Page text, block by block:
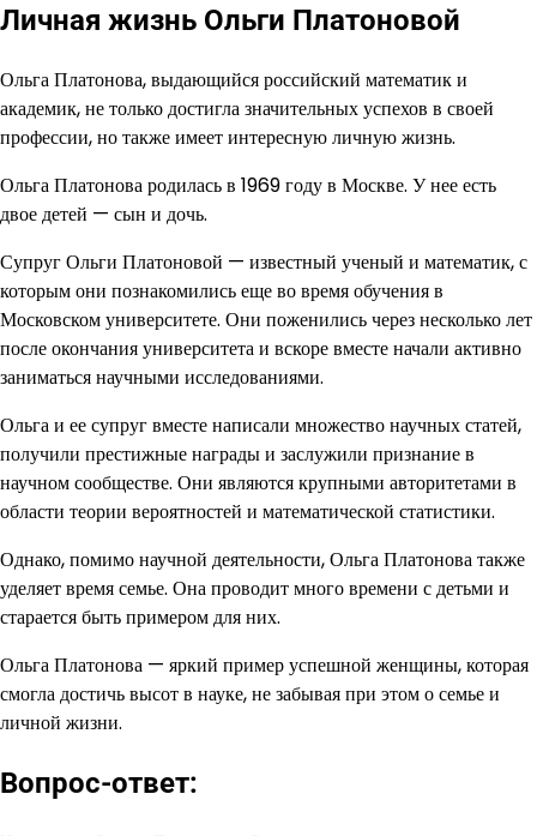
Личная жизнь Ольги Платоновой
Ольга Платонова, выдающийся российский математик и
академик, не только достигла значительных успехов в своей
профессии, но также имеет интересную личную жизнь.
Ольга Платонова родилась в 1969 году в Москве. У нее есть
двое детей — сын и дочь.
Супруг Ольги Платоновой — известный ученый и математик, с
которым они познакомились еще во время обучения в
Московском университете. Они поженились через несколько лет
после окончания университета и вскоре вместе начали активно
заниматься научными исследованиями.
Ольга и ее супруг вместе написали множество научных статей,
получили престижные награды и заслужили признание в
научном сообществе. Они являются крупными авторитетами в
области теории вероятностей и математической статистики.
Однако, помимо научной деятельности, Ольга Платонова также
уделяет время семье. Она проводит много времени с детьми и
старается быть примером для них.
Ольга Платонова — яркий пример успешной женщины, которая
смогла достичь высот в науке, не забывая при этом о семье и
личной жизни.
Вопрос-ответ: